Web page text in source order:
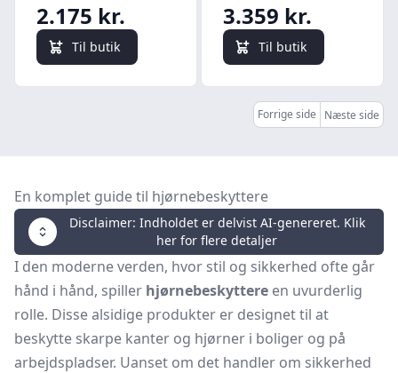
Uden
hjørnebeskytter
og samlemuffer
2.175 kr.
Til butik
hjørnebeskytter
og samlemuffer
3.359 kr.
Til butik
Forrige side Næste side
En komplet guide til hjørnebeskyttere
Disclaimer: Indholdet er delvist AI-genereret. Klik
her for flere detaljer
I den moderne verden, hvor stil og sikkerhed ofte går
hånd i hånd, spiller hjørnebeskyttere en uvurderlig
rolle. Disse alsidige produkter er designet til at
beskytte skarpe kanter og hjørner i boliger og på
arbejdspladser. Uanset om det handler om sikkerhed